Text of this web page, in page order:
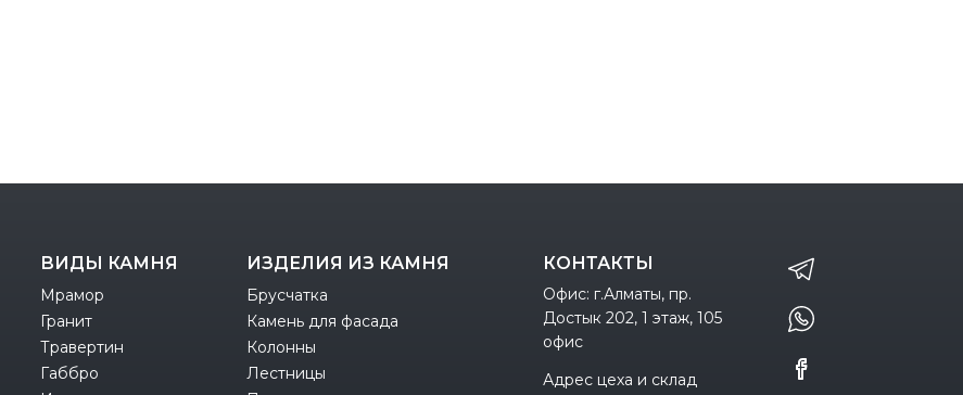
ВИДЫ КАМНЯ
Мрамор
Гранит
Травертин
Габбро
ИЗДЕЛИЯ ИЗ КАМНЯ
Брусчатка
Камень для фасада
Колонны
Лестницы
КОНТАКТЫ
Офис: г.Алматы, пр.
Достык 202, 1 этаж, 105
офис
Адрес цеха и склад